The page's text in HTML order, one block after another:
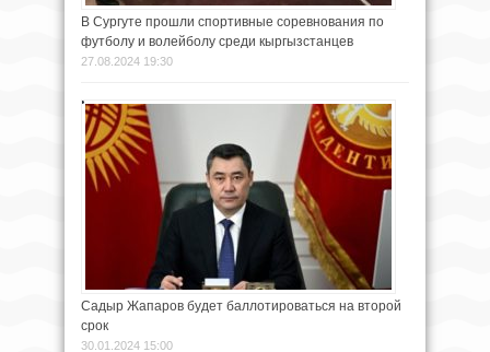
В Сургуте прошли спортивные соревнования по
футболу и волейболу среди кыргызстанцев
27.08.2024 19:30
Садыр Жапаров будет баллотироваться на второй
срок
30.01.2024 15:00